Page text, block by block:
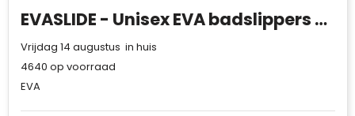
EVASLIDE - Unisex EVA badslippers 44/45
Vrijdag 14 augustus in huis
4640 op voorraad
EVA